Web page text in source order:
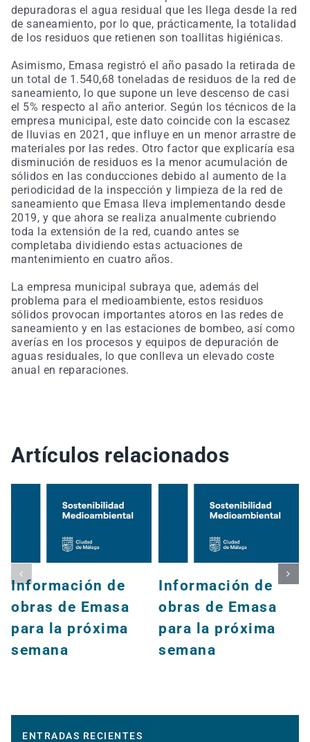
depuradoras el agua residual que les llega desde la red
de saneamiento, por lo que, prácticamente, la totalidad
de los residuos que retienen son toallitas higiénicas.
Asimismo, Emasa registró el año pasado la retirada de
un total de 1.540,68 toneladas de residuos de la red de
saneamiento, lo que supone un leve descenso de casi
el 5% respecto al año anterior. Según los técnicos de la
empresa municipal, este dato coincide con la escasez
de lluvias en 2021, que influye en un menor arrastre de
materiales por las redes. Otro factor que explicaría esa
disminución de residuos es la menor acumulación de
sólidos en las conducciones debido al aumento de la
periodicidad de la inspección y limpieza de la red de
saneamiento que Emasa lleva implementando desde
2019, y que ahora se realiza anualmente cubriendo
toda la extensión de la red, cuando antes se
completaba dividiendo estas actuaciones de
mantenimiento en cuatro años.
La empresa municipal subraya que, además del
problema para el medioambiente, estos residuos
sólidos provocan importantes atoros en las redes de
saneamiento y en las estaciones de bombeo, así como
averías en los procesos y equipos de depuración de
aguas residuales, lo que conlleva un elevado coste
anual en reparaciones.
Artículos relacionados
Información de
obras de Emasa
para la próxima
semana
Información de
obras de Emasa
para la próxima
semana
ENTRADAS RECIENTES